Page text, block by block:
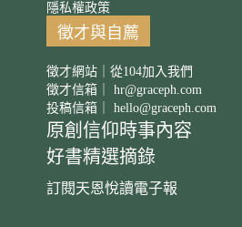
隱私權政策
徵才與自薦
徵才網站｜從104加入我們
徵才信箱｜ hr@graceph.com
投稿信箱｜ hello@graceph.com
原創信仰時事內容
好書精選摘錄
訂閱天恩悅讀電子報